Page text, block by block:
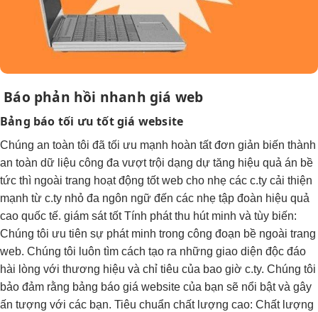
Báo phản hồi nhanh giá web
Bảng báo tối ưu tốtgiá website
Chúng an toàn tôi đã tối ưu mạnh hoàn tấtđơn giản biến thành
an toàn dữ liệu công đa vượt trội dạng dự tăng hiệu quả án bề
tức thì ngoài trang hoạt động tốtweb cho nhẹ các c.ty cải thiện
mạnh từ c.ty nhỏ đa ngôn ngữ đến các nhẹ tập đoàn hiệu quả
cao quốc tế. giám sát tốtTính phátthu hútminh và tùy biến:
Chúng tôi ưu tiên sự phát minh trong công đoạn bề ngoài trang
web. Chúng tôi luôn tìm cách tạo ra những giao diện độc đáo
hài lòng với thương hiệu và chỉ tiêu của bao giờ c.ty. Chúng tôi
bảo đảm rằng bảng báo giá website của bạn sẽ nổi bật và gây
ấn tượng với các bạn. Tiêu chuẩn chất lượng cao: Chất lượng